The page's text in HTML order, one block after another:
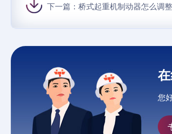
下一篇：桥式起重机制动器怎么调
您